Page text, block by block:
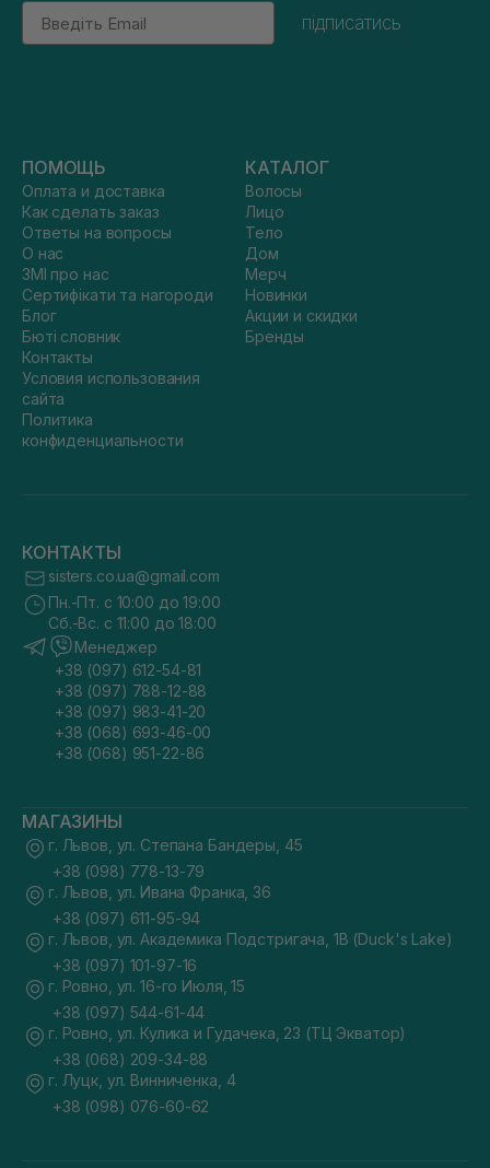
Email
підписатись
ПОМОЩЬ
Оплата и доставка
Как сделать заказ
Ответы на вопросы
О нас
ЗМІ про нас
Сертифікати та нагороди
Блог
Бюті словник
Контакты
Условия использования
сайта
Политика
конфиденциальности
КАТАЛОГ
Волосы
Лицо
Тело
Дом
Мерч
Новинки
Акции и скидки
Бренды
КОНТАКТЫ
sisters.co.ua@gmail.com
Пн.-Пт. с 10:00 до 19:00
Сб.-Вс. с 11:00 до 18:00
Менеджер
+38 (097) 612-54-81
+38 (097) 788-12-88
+38 (097) 983-41-20
+38 (068) 693-46-00
+38 (068) 951-22-86
МАГАЗИНЫ
г. Львов, ул. Степана Бандеры, 45
+38 (098) 778-13-79
г. Львов, ул. Ивана Франка, 36
+38 (097) 611-95-94
г. Львов, ул. Академика Подстригача, 1В (Duck's Lake)
+38 (097) 101-97-16
г. Ровно, ул. 16-го Июля, 15
+38 (097) 544-61-44
г. Ровно, ул. Кулика и Гудачека, 23 (ТЦ Экватор)
+38 (068) 209-34-88
г. Луцк, ул. Винниченка, 4
+38 (098) 076-60-62